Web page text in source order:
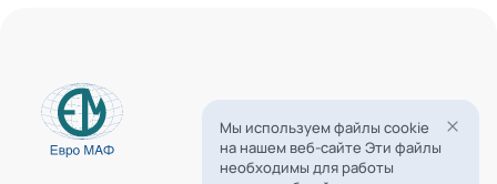
Мы используем файлы cookie
на нашем веб-сайте Эти файлы
необходимы для работы